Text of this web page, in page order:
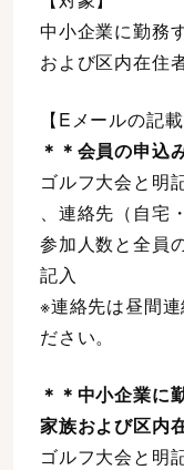
中小企業に勤務
および区内在住
【Eメールの記載
＊＊会員の申込
ゴルフ大会と明
、連絡先（自宅
参加人数と全員
記入
※連絡先は昼間
ださい。
＊＊中小企業に
家族および区内
ゴルフ大会と明